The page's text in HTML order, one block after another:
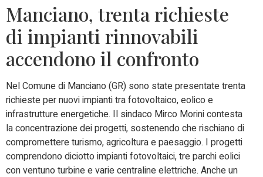
Manciano, trenta richieste
di impianti rinnovabili
accendono il confronto
Nel Comune di Manciano (GR) sono state presentate trenta
richieste per nuovi impianti tra fotovoltaico, eolico e
infrastrutture energetiche. Il sindaco Mirco Morini contesta
la concentrazione dei progetti, sostenendo che rischiano di
compromettere turismo, agricoltura e paesaggio. I progetti
comprendono diciotto impianti fotovoltaici, tre parchi eolici
con ventuno turbine e varie centraline elettriche. Anche un